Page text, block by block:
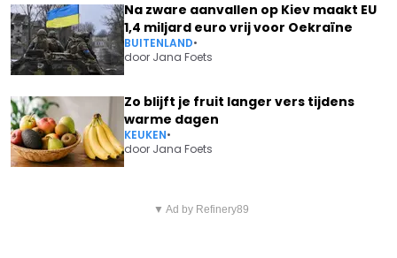
Na zware aanvallen op Kiev maakt EU
1,4 miljard euro vrij voor Oekraïne
BUITENLAND•
door Jana Foets
Zo blijft je fruit langer vers tijdens
warme dagen
KEUKEN•
door Jana Foets
HET WORDT PUFFEN: "EEN ECHT
▼ Ad by Refinery89